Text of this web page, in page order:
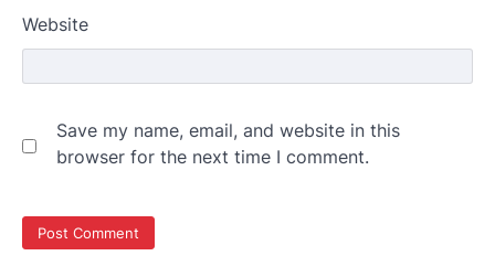
Website
Save my name, email, and website in this
browser for the next time I comment.